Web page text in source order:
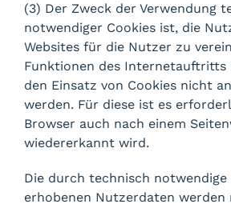
(3) Der Zweck der Verwendung
notwendiger Cookies ist, die
Websites für die Nutzer zu
Funktionen des Internetauftritts
den Einsatz von Cookies nicht
werden. Für diese ist es
Browser auch nach einem
wiedererkannt wird.
Die durch technisch notwendige
erhobenen Nutzerdaten werden